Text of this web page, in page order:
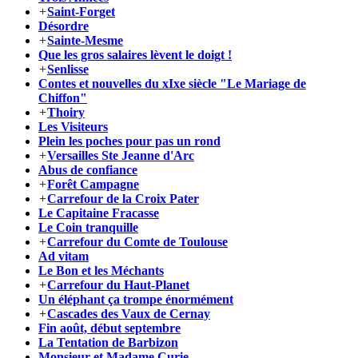
+Saint-Forget
Désordre
+Sainte-Mesme
Que les gros salaires lèvent le doigt !
+Senlisse
Contes et nouvelles du xIxe siècle "Le Mariage de
Chiffon"
+Thoiry
Les Visiteurs
Plein les poches pour pas un rond
+Versailles Ste Jeanne d'Arc
Abus de confiance
+Forêt Campagne
+Carrefour de la Croix Pater
Le Capitaine Fracasse
Le Coin tranquille
+Carrefour du Comte de Toulouse
Ad vitam
Le Bon et les Méchants
+Carrefour du Haut-Planet
Un éléphant ça trompe énormément
+Cascades des Vaux de Cernay
Fin août, début septembre
La Tentation de Barbizon